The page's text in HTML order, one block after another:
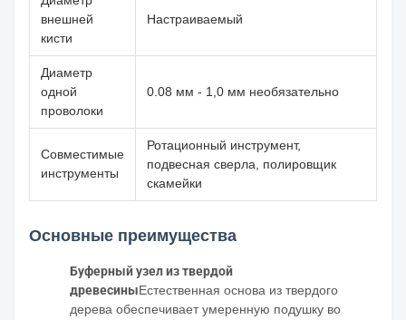
внешней
кисти
Настраиваемый
Диаметр
одной
проволоки
0.08 мм - 1,0 мм необязательно
Совместимые
инструменты
Ротационный инструмент,
подвесная сверла, полировщик
скамейки
Основные преимущества
Буферный узел из твердой
древесиныЕстественная основа из твердого
дерева обеспечивает умеренную подушку во